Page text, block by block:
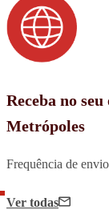
Receba no
Metrópoles
Frequência de
Ver todas